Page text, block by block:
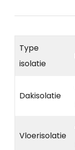
Type
isolatie
Dakisolatie
Vloerisolatie